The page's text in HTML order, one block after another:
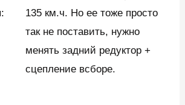
135 км.ч. Но ее тоже просто
так не поставить, нужно
менять задний редуктор +
сцепление всборе.